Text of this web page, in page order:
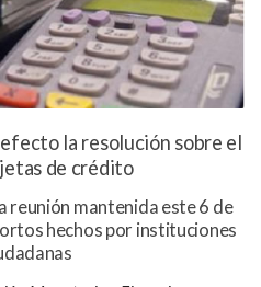
la resolución sobre el
de crédito
reunión mantenida este 6 de
hechos por instituciones